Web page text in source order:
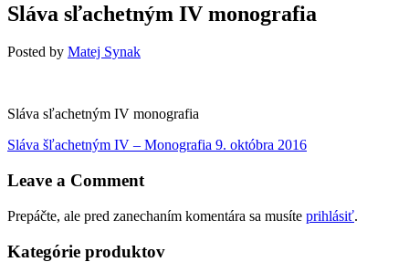
Sláva sľachetným IV monografia
Posted by Matej Synak
Sláva sľachetným IV monografia
Navigácia
v
Sláva šľachetným IV – Monografia Previous
9. októbra 2016
Leave a Comment
Prepáčte, ale pred zanechaním komentára sa musíte prihlásiť.
Kategórie produktov